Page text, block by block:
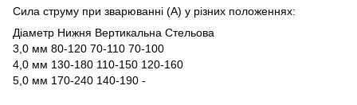
Сила струму при зварюванні (A) у різних положеннях:
Діаметр Нижня Вертикальна Стельова
3,0 мм 80-120 70-110 70-100
4,0 мм 130-180 110-150 120-160
5,0 мм 170-240 140-190 -